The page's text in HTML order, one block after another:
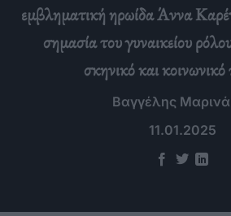
εμβληματική ηρωίδα Άννα
σημασία του γυναικείου
σκηνικό και κοινωνικό
Βαγγέλης
11.01.2025